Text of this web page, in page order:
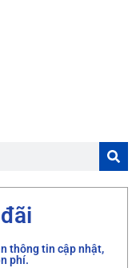
thông tin cập nhật,
phí.